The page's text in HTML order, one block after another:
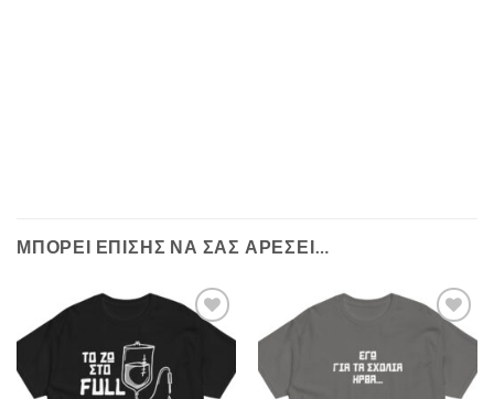
ΜΠΟΡΕΊ ΕΠΊΣΗΣ ΝΑ ΣΑΣ ΑΡΈΣΕΙ…
Πρόσθήκη
επιθυμιών
Πρόσθήκη